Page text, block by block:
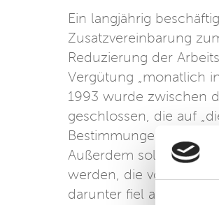
Ein langjährig
Zusatzvereinbarung
Reduzierung der
Vergütung „monatlich
1993 wurde zwischen
geschlossen, die auf
Bestimmungen des
Außerdem sollte die
werden, die vor einem
darunter fiel auch der